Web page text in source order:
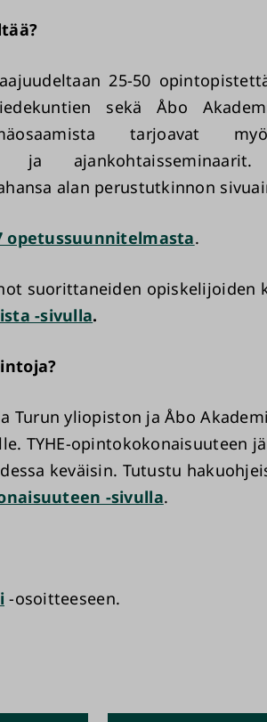
25-50
sekä Åbo
tarjoavat
ja ajankohtaisseminaarit.
alan perustutkinnon
opetussuunnitelmasta.
suorittaneiden opiskelijoiden
-sivulla.
Turun yliopiston ja Åbo
TYHE-opintokokonaisuuteen
keväisin. Tutustu
-sivulla.
-osoitteeseen.